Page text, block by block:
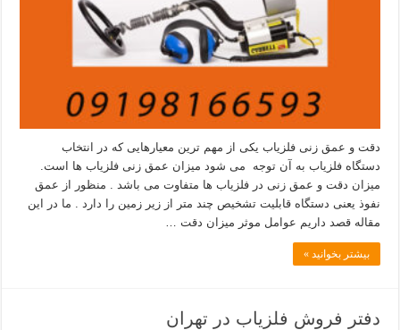
دقت و عمق زنی فلزیاب یکی از مهم ترین معیارهایی که در انتخاب
دستگاه فلزیاب به آن توجه می شود میزان عمق زنی فلزیاب ها است.
میزان دقت و عمق زنی در فلزیاب ها متفاوت می باشد . منظور از عمق
نفوذ یعنی دستگاه قابلیت تشخیص چند متر از زیر زمین را دارد . ما در این
مقاله قصد داریم عوامل موثر میزان دقت …
بیشتر بخوانید »
دفتر فروش فلزیاب در تهران